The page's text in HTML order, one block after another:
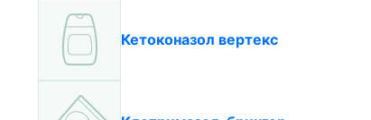
Кетоконазол вертекс